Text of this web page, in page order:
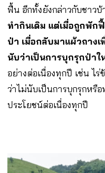
ฟื้น อีกทั้งยังกล่าวกับชาวบ้
ทำกินเดิม แต่เมื่อถูกพั
ป่า เมื่อกลับมาแผ้วถาง
นับว่าเป็นการบุกรุกป่าใ
อย่างต่อเนื่องทุกปี เช่น ไร่
ว่าไม่นับเป็นการบุกรุกหรื
ประโยชน์ต่อเนื่องทุกปี